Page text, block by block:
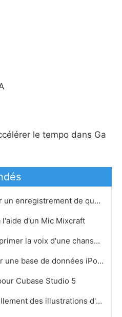
le tempo dans Ga
Comment puis-je obtenir un enregistrement de qualité avec Mixcraft
d'un Mic Mixcraft
Comment faire pour supprimer la voix d'une chanson et seulement entendre la musique de fond
Comment puis-je réparer une base de données iPod
Cubase Studio 5
Comment ajouter manuellement des illustrations d'album